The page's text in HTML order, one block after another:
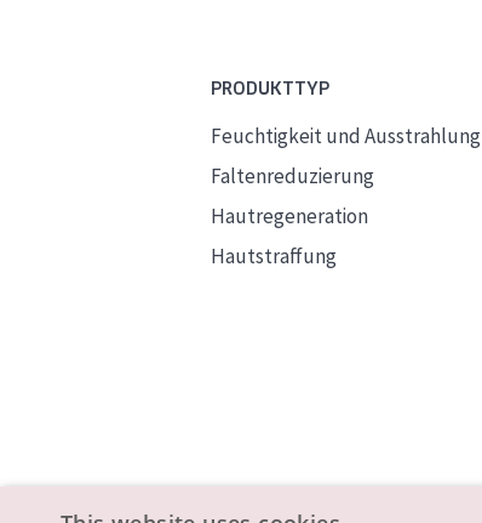
PRODUKTTYP
Feuchtigkeit und Ausstrahlung
Faltenreduzierung
Hautregeneration
Hautstraffung